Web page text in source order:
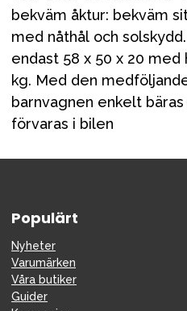
bekväm åktur: bekväm
med nåthål och
endast 58 x 50 x 20 med
kg. Med den
barnvagnen enkelt
förvaras i bilen
Populärt
Nyheter
Varumärken
Våra butiker
Guider